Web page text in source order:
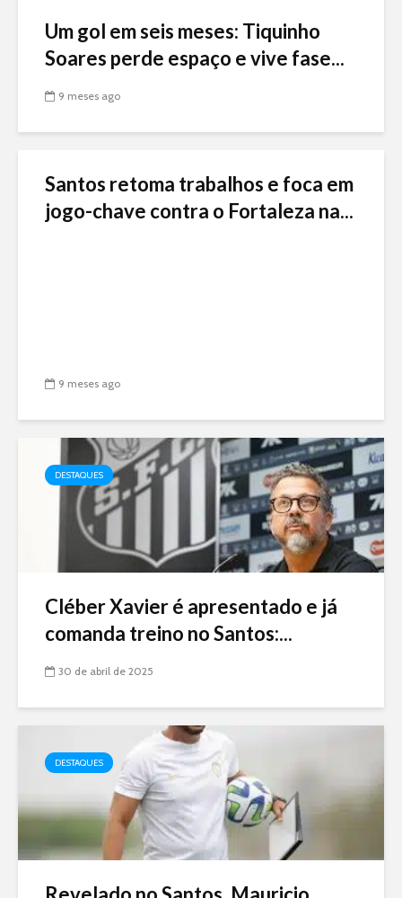
Um gol em seis meses: Tiquinho
Soares perde espaço e vive fase...
9 meses ago
Santos retoma trabalhos e foca em
jogo-chave contra o Fortaleza na...
9 meses ago
DESTAQUES
Cléber Xavier é apresentado e já
comanda treino no Santos:...
30 de abril de 2025
DESTAQUES